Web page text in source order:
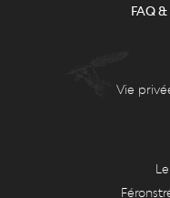
FAQ
Vie